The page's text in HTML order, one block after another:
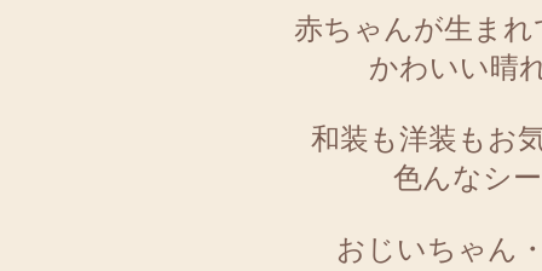
赤ちゃんが生ま
かわいい晴
和装も洋装もお
色んなシ
おじいちゃん